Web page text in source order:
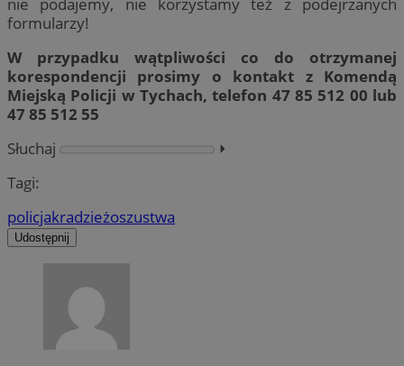
formularzy!
W przypadku wątpliwości co do otrzymanej
korespondencji prosimy o kontakt z Komendą
Miejską Policji w Tychach, telefon 47 85 512 00 lub
47 85 512 55
Słuchaj
⏵︎
Tagi:
policjakradzieżoszustwa
Udostępnij